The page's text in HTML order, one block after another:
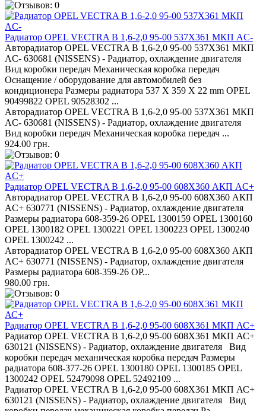
Радиатор OPEL VECTRA B 1,6-2,0 95-00 537X361 МКП AC-
Авторадиатор OPEL VECTRA B 1,6-2,0 95-00 537X361 МКП
AC- 630681 (NISSENS) - Радиатор, охлаждение двигателя
Вид коробки передач Механическая коробка передач
Оснащение / оборудование для автомобилей без
кондиционера Размеры радиатора 537 X 359 X 22 mm OPEL
90499822 OPEL 90528302 ...
Авторадиатор OPEL VECTRA B 1,6-2,0 95-00 537X361 МКП
AC- 630681 (NISSENS) - Радиатор, охлаждение двигателя
Вид коробки передач Механическая коробка передач ...
924.00 грн.
Радиатор OPEL VECTRA B 1,6-2,0 95-00 608X360 АКП AC+
Авторадиатор OPEL VECTRA B 1,6-2,0 95-00 608X360 АКП
AC+ 630771 (NISSENS) - Радиатор, охлаждение двигателя
Размеры радиатора 608-359-26 OPEL 1300159 OPEL 1300160
OPEL 1300182 OPEL 1300221 OPEL 1300223 OPEL 1300240
OPEL 1300242 ...
Авторадиатор OPEL VECTRA B 1,6-2,0 95-00 608X360 АКП
AC+ 630771 (NISSENS) - Радиатор, охлаждение двигателя
Размеры радиатора 608-359-26 OP...
980.00 грн.
Радиатор OPEL VECTRA B 1,6-2,0 95-00 608X361 МКП АС+
Радиатор OPEL VECTRA B 1,6-2,0 95-00 608X361 МКП АС+
630121 (NISSENS) - Радиатор, охлаждение двигателя Вид
коробки передач механическая коробка передач Размеры
радиатора 608-377-26 OPEL 1300180 OPEL 1300185 OPEL
1300242 OPEL 52479098 OPEL 52492109 ...
Радиатор OPEL VECTRA B 1,6-2,0 95-00 608X361 МКП АС+
630121 (NISSENS) - Радиатор, охлаждение двигателя Вид